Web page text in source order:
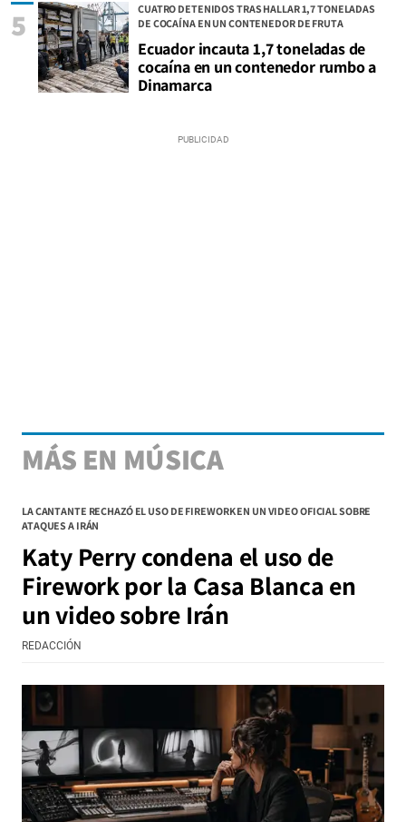
CUATRO DETENIDOS TRAS HALLAR 1,7 TONELADAS
DE COCAÍNA EN UN CONTENEDOR DE FRUTA
Ecuador incauta 1,7 toneladas de
cocaína en un contenedor rumbo a
Dinamarca
5
MÁS EN MÚSICA
LA CANTANTE RECHAZÓ EL USO DE FIREWORK EN UN VIDEO OFICIAL SOBRE
ATAQUES A IRÁN
Katy Perry condena el uso de
Firework por la Casa Blanca en
un video sobre Irán
REDACCIÓN